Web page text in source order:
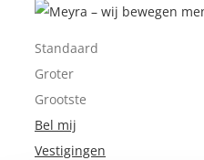
Standaard
Groter
Grootste
Bel mij
Vestigingen